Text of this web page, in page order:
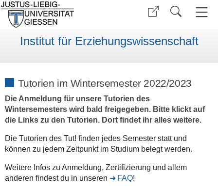
Institut für Erziehungswissenschaft
Tutorien im Wintersemester 2022/2023
Die Anmeldung für unsere Tutorien des
Wintersemesters wird bald freigegeben. Bitte klickt auf
die Links zu den Tutorien. Dort findet ihr alles weitere.
Die Tutorien des Tut! finden jedes Semester statt und
können zu jedem Zeitpunkt im Studium belegt werden.
Weitere Infos zu Anmeldung, Zertifizierung und allem
anderen findest du in unseren
FAQ!